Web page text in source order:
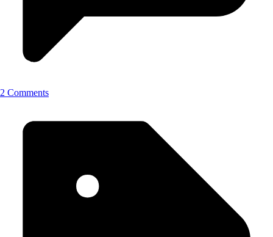
2 Comments